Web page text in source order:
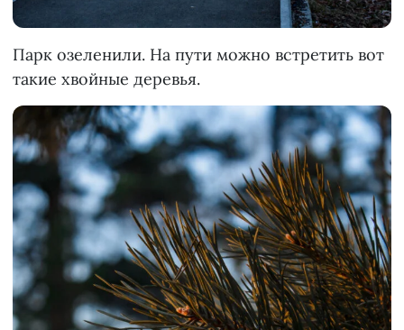
Парк озеленили. На пути можно встретить вот
такие хвойные деревья.